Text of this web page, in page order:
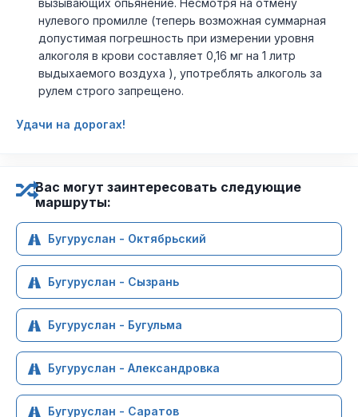
вызывающих опьянение. Несмотря на отмену
нулевого промилле (теперь возможная суммарная
допустимая погрешность при измерении уровня
алкоголя в крови составляет 0,16 мг на 1 литр
выдыхаемого воздуха ), употреблять алкоголь за
рулем строго запрещено.
Удачи на дорогах!
Вас могут заинтересовать следующие
маршруты:
Бугуруслан - Октябрьский
Бугуруслан - Сызрань
Бугуруслан - Бугульма
Бугуруслан - Александровка
Бугуруслан - Саратов